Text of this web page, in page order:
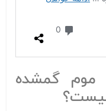
گمشده